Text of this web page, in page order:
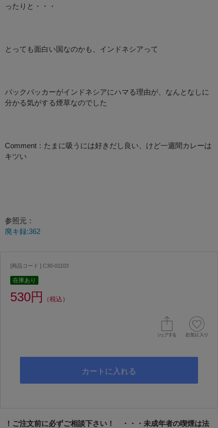
ったりと・・・
とっても面白い国なのかも、インドネシアって
バックパッカーがインドネシアにハマる理由が、なんとなしに
分かる気がする煙草なのでした
Comment：たまに吸うには好きだし良い、けど一週間カレーは
キツい
参照元：
廃キ録:362
[商品コード ] C30-01103
在庫あり
530円 （税込）
！ご注文前に必ずご相談下さい！ ・・・未成年者の喫煙は法